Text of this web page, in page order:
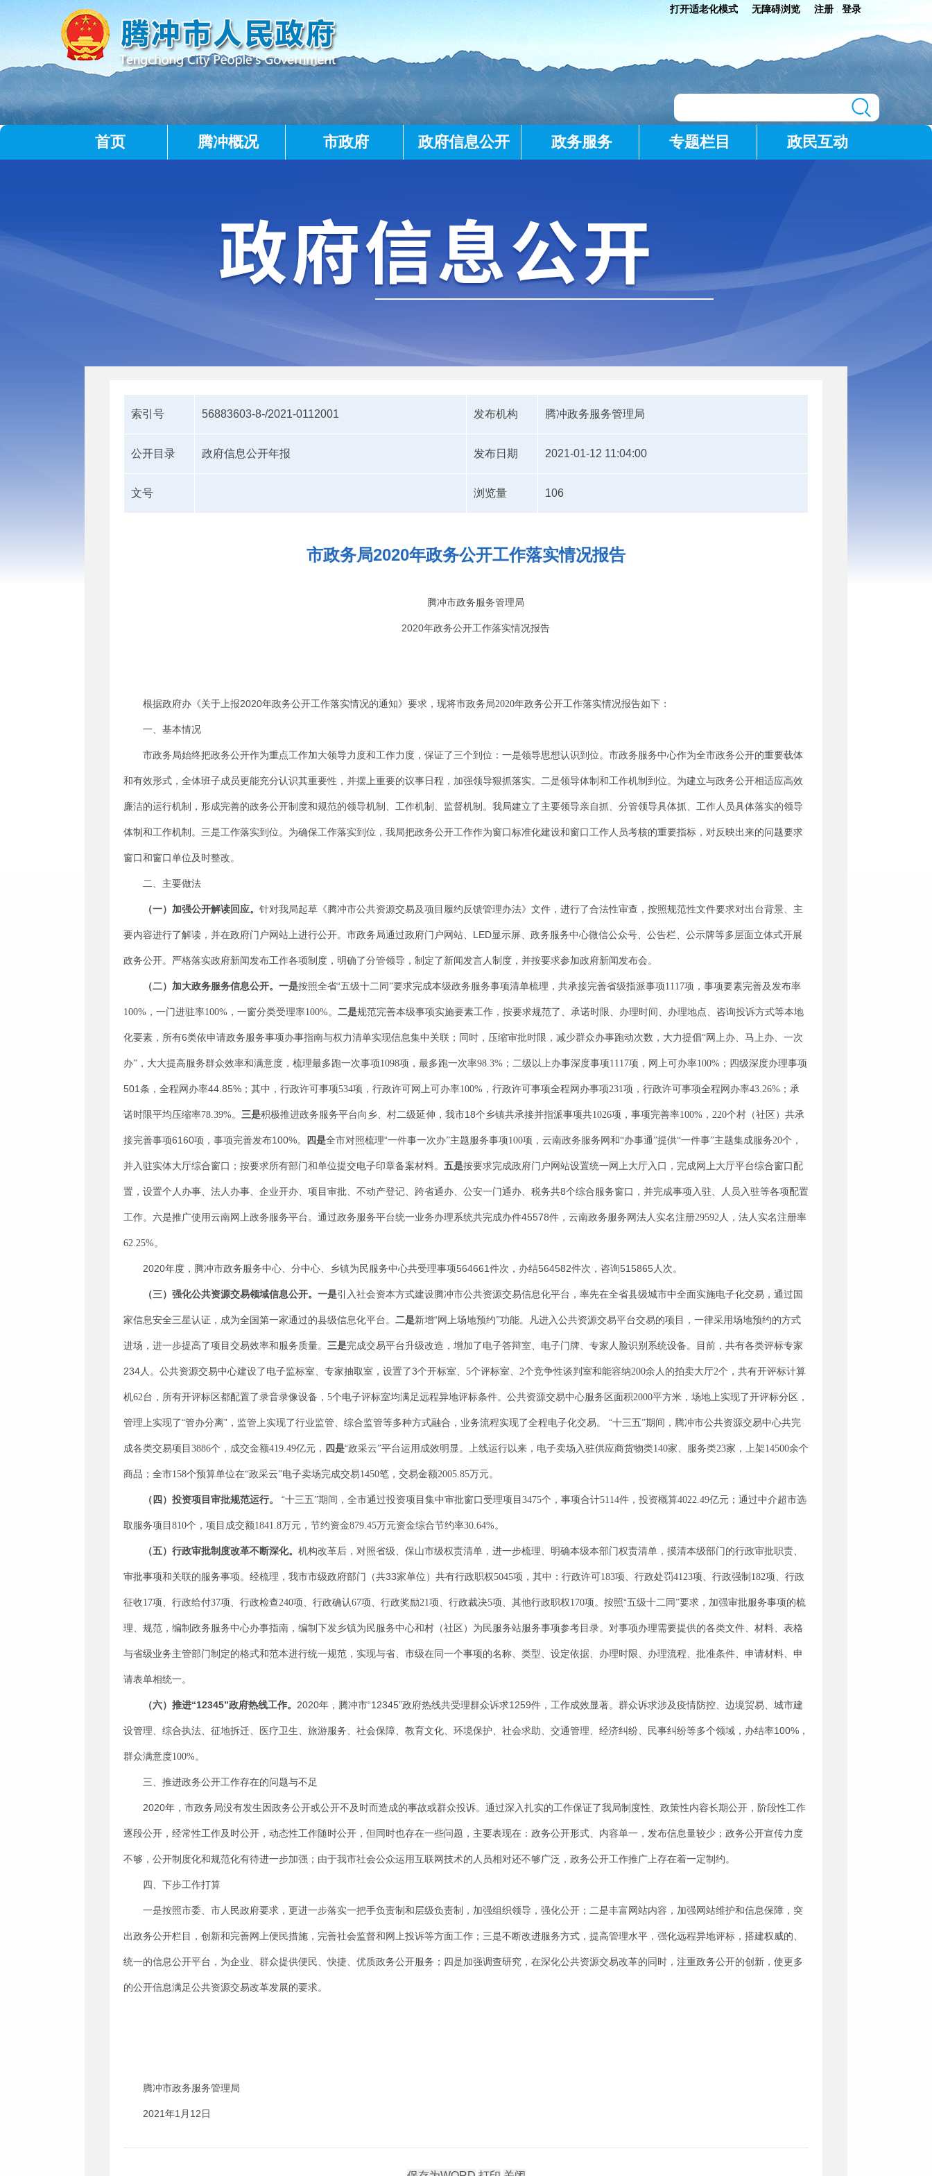
打开适老化模式 无障碍浏览 注册 登录
首页 腾冲概况 市政府 政府信息公开 政务服务 专题栏目 政民互动
索引号 56883603-8-/2021-0112001 发布机构 腾冲政务服务管理局
公开目录 政府信息公开年报 发布日期 2021-01-12 11:04:00
文号 浏览量 106
市政务局2020年政务公开工作落实情况报告
腾冲市政务服务管理局
2020年政务公开工作落实情况报告
根据政府办《关于上报2020年政务公开工作落实情况的通知》要求，现将市政务局2020年政务公开工作落实情况报告如下：
一、基本情况
市政务局始终把政务公开作为重点工作加大领导力度和工作力度，保证了三个到位：一是领导思想认识到位。市政务服务中心作为全市政务公开的重要载体
和有效形式，全体班子成员更能充分认识其重要性，并摆上重要的议事日程，加强领导狠抓落实。二是领导体制和工作机制到位。为建立与政务公开相适应高效
廉洁的运行机制，形成完善的政务公开制度和规范的领导机制、工作机制、监督机制。我局建立了主要领导亲自抓、分管领导具体抓、工作人员具体落实的领导
体制和工作机制。三是工作落实到位。为确保工作落实到位，我局把政务公开工作作为窗口标准化建设和窗口工作人员考核的重要指标，对反映出来的问题要求
窗口和窗口单位及时整改。
二、 主要做法
（一）加强公开解读回应。 针对我局起草《腾冲市公共资源交易及项目履约反馈管理办法》文件 ，进行了合法性审查，按照规范性文件要求对出台背景、主
要内容进行了解读，并在政府门户网站上进行公开。市政务局通过政府门户网站、 LED显示屏、政务服务中心微信公众号、公告栏、公示牌等多层面立体式开展
政务公开。严格落实政府新闻发布工作各项制度，明确了分管领导，制定了新闻发言人制度，并按要求参加政府新闻发布会。
（二）加大政务服务信息公开。 一是按照全省“五级十二同 ”要求完成本级政务服务事项清单梳理，共承接完善省级指派事项1117项，事项要素完善及发布率
100% ，一门进驻率100% ，一窗分类受理率100%。 二是规范完善本级事项实施要素工作，按要求规范了、承诺时限、办理时间、办理地点、咨询投诉方式等本地
化要素，所有6类依申请政务服务事项办事指南与权力清单实现信息集中关联；同时，压缩审批时限，减少群众办事跑动次数，大力提倡“网上办、马上办、一次
办” ，大大提高服务群众效率和满意度，梳理最多跑一次事项1098项，最多跑一次率98.3% ；二级以上办事深度事项1117项，网上可办率100% ； 四级深度办理事项
501 条， 全程网办率44.85% ；其中，行政许可事项534项，行政许可网上可办率100% ，行政许可事项全程网办事项231项，行政许可事项全程网办率43.26% ；承
诺时限平均压缩率78.39%。 三是积极推进政务服务平台向乡、村二级延伸，我市18个乡镇共承接并指派事项共1026项，事项完善率100% ， 220个村（社区）共承
接完善事项6160项，事项完善发布100%。 四是全市对照梳理“一件事一次办”主题服务事项100项，云南政务服务网和“办事通”提供“一件事”主题集成服务20个，
并入驻实体大厅综合窗口；按要求所有部门和单位提交电子印章备案材料。 五是按要求完成政府门户网站设置统一网上大厅入口，完成网上大厅平台综合窗口配
置，设置个人办事、法人办事、企业开办、项目审批、不动产登记、跨省通办、公安一门通办、税务共8个综合服务窗口， 并完成事项入驻、人员入驻等各项配置
工作。六是推广使用云南网上政务服务平台。通过政务服务平台统一业务办理系统共完成办件45578件，云南政务服务网法人实名注册29592人，法人实名注册率
62.25%。
2020年度 ，腾冲市政务服务中心、分中心、乡镇为民服务中心共受理事项564661 件次，办结564582件次，咨询515865人次。
（三）强化公共资源交易领域信息公开。 一是引入社会资本方式建设腾冲市公共资源交易信息化平台， 率先在全省县级城市中全面实施电子化交易，通过国
家信息安全三星认证，成为全国第一家通过的县级信息化平台。 二是新增“ 网上场地预约”功能。凡进入公共资源交易平台交易的项目，一律采用场地预约的方式
进场，进一步提高了项目交易效率和服务质量。 三是完成交易平台升级改造，增加了电子答辩室、电子门牌、专家人脸识别系统设备。 目前， 共有各类评标专家
234人 。 公共资源交易中心建设了电子监标室、专家抽取室，设置了3个开标室、 5个评标室、 2个竞争性谈判室和能容纳200余人的拍卖大厅2个，共有开评标计算
机62台，所有开评标区都配置了录音录像设备， 5个电子评标室均满足远程异地评标条件。公共资源交易中心服务区面积2000平方米，场地上实现了开评标分区，
管理上实现了“管办分离” ，监管上实现了行业监管、综合监管等多种方式融合，业务流程实现了全程电子化交易。 “十三五”期间，腾冲市公共资源交易中心共完
成各类交易项目 3886个，成交金额419.49亿元， 四是“政采云”平台运用成效明显。上线运行以来，电子卖场入驻供应商货物类140家、服务类23家，上架14500余个
商品；全市158个预算单位在“政采云”电子卖场完成交易1450笔，交易金额2005.85万元。
（ 四 ）投资项目审批规范运行。 “十三五”期间，全市通过投资项目集中审批窗口受理项目 3475个，事项合计5114件，投资概算4022.49亿元；通过中介超市选
取服务项目 810个，项目成交额1841.8万元，节约资金879.45万元资金综合节约率30.64%。
（五）行政审批制度改革不断深化。 机构改革后，对照省级、保山市级权责清单，进一步梳理、明确本级本部门权责清单，摸清本级部门的行政审批职责、
审批事项和关联的服务事项。经梳理， 我市市级政府部门（共33家单位）共有行政职权5045项，其中：行政许可183项、行政处罚4123项、行政强制 182项、行政
征收17项、行政给付37项、行政检查240项、行政确认67项、行政奖励21项、行政裁决5项、其他行政职权170项。 按照“五级十二同 ”要求，加强审批服务事项的梳
理、规范，编制政务服务中心办事指南，编制下发乡镇为民服务中心和村（社区）为民服务站服务事项参考目录。对事项办理需要提供的各类文件、材料、表格
与省级业务主管部门制定的格式和范本进行统一规范，实现与省、市级在同一个事项的名称、类型、设定依据、办理时限、办理流程、批准条件、申请材料、申
请表单相统一。
（六） 推进“12345”政府热线工作。 2020年，腾冲市“12345”政府热线共受理群众诉求1259件 ，工作成效显著。 群众诉求涉及疫情防控、边境贸易、 城市建
设管理、综合执法、征地拆迁、医疗卫生、旅游服务、社会保障、教育文化、环境保护、社会求助、交通管理、经济纠纷、民事纠纷等多个领域，办结率100% ，
群众满意度100%。
三、 推进政务公开工作存在的问题与不足
2020年 ， 市政务局没有发生因政务公开或公开不及时而造成的事故或群众投诉。通过深入扎实的工作保证了我局制度性、政策性内容长期公开，阶段性工作
逐段公开，经常性工作及时公开，动态性工作随时公开 ， 但同时也存在一些问题，主要表现在： 政务公开形式、内容单一，发布信息量较少； 政务公开宣传力度
不够 ， 公开制度化和规范化有待进一步加强 ； 由于我市社会公众运用互联网技术的人员相对还不够广泛 ， 政务公开工作推广上存在着一定制约。
四、下步工作打算
一是按照市委、市人民政府要求，更进一步落实一把手负责制和层级负责制，加强组织领导，强化公开；二是丰富网站内容，加强网站维护和信息保障，突
出政务公开栏目，创新和完善网上便民措施，完善社会监督和网上投诉等方面工作；三是不断改进服务方式，提高管理水平，强化远程异地评标，搭建权威的、
统一的信息公开平台，为企业、群众提供便民、快捷、优质政务公开服务；四是加强调查研究，在深化公共资源交易改革的同时，注重政务公开的创新，使更多
的公开信息满足公共资源交易改革发展的要求。
腾冲市政务服务管理局
2021 年1 月 12 日